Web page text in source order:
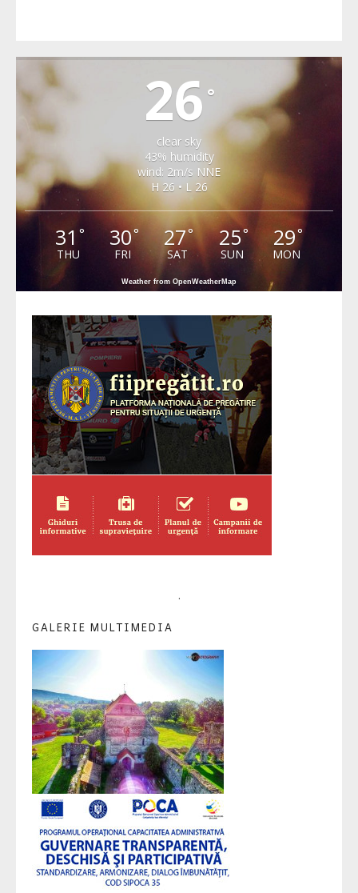
26 °
clear sky
43% humidity
wind: 2m/s NNE
H 26 • L 26
31 °
THU
30°
FRI
27°
SAT
25°
SUN
29°
MON
Weather from OpenWeatherMap
.
GALERIE MULTIMEDIA